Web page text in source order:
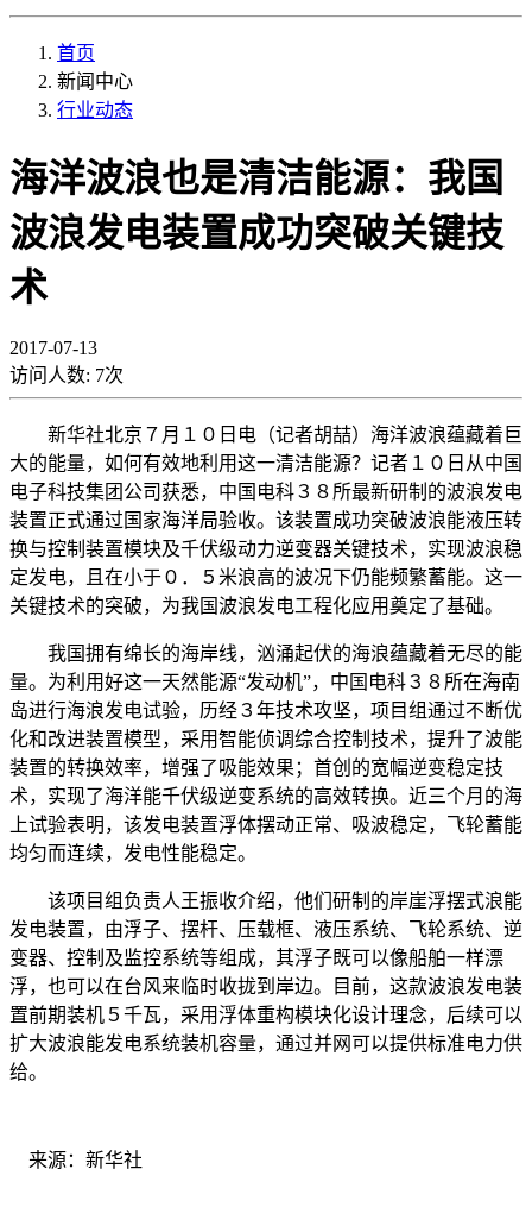
首页
新闻中心
行业动态
海洋波浪也是清洁能源：我国
波浪发电装置成功突破关键技
术
2017-07-13
访问人数: 7次
新华社北京７月１０日电（记者胡喆）海洋波浪蕴藏着巨
大的能量，如何有效地利用这一清洁能源？记者１０日从中国
电子科技集团公司获悉，中国电科３８所最新研制的波浪发电
装置正式通过国家海洋局验收。该装置成功突破波浪能液压转
换与控制装置模块及千伏级动力逆变器关键技术，实现波浪稳
定发电，且在小于０．５米浪高的波况下仍能频繁蓄能。这一
关键技术的突破，为我国波浪发电工程化应用奠定了基础。
我国拥有绵长的海岸线，汹涌起伏的海浪蕴藏着无尽的能
量。为利用好这一天然能源“发动机”，中国电科３８所在海南
岛进行海浪发电试验，历经３年技术攻坚，项目组通过不断优
化和改进装置模型，采用智能侦调综合控制技术，提升了波能
装置的转换效率，增强了吸能效果；首创的宽幅逆变稳定技
术，实现了海洋能千伏级逆变系统的高效转换。近三个月的海
上试验表明，该发电装置浮体摆动正常、吸波稳定，飞轮蓄能
均匀而连续，发电性能稳定。
该项目组负责人王振收介绍，他们研制的岸崖浮摆式浪能
发电装置，由浮子、摆杆、压载框、液压系统、飞轮系统、逆
变器、控制及监控系统等组成，其浮子既可以像船舶一样漂
浮，也可以在台风来临时收拢到岸边。目前，这款波浪发电装
置前期装机５千瓦，采用浮体重构模块化设计理念，后续可以
扩大波浪能发电系统装机容量，通过并网可以提供标准电力供
给。
来源：新华社